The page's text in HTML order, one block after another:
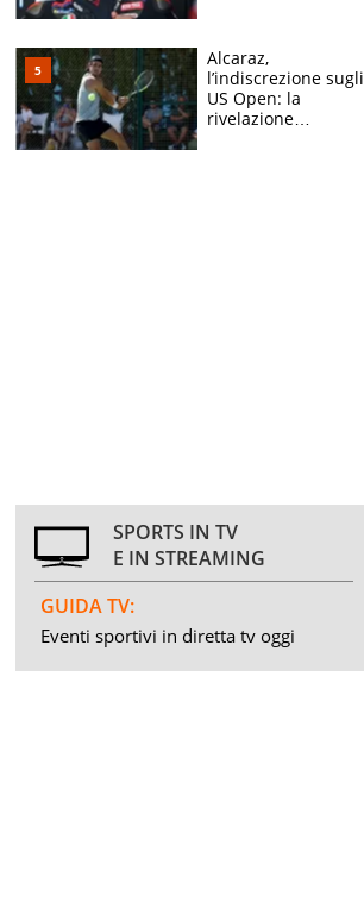
e vota Aprilia
Alcaraz,
l’indiscrezione sugli
US Open: la
rivelazione
SPORTS IN TV
E IN STREAMING
GUIDA TV:
Eventi sportivi in diretta tv oggi